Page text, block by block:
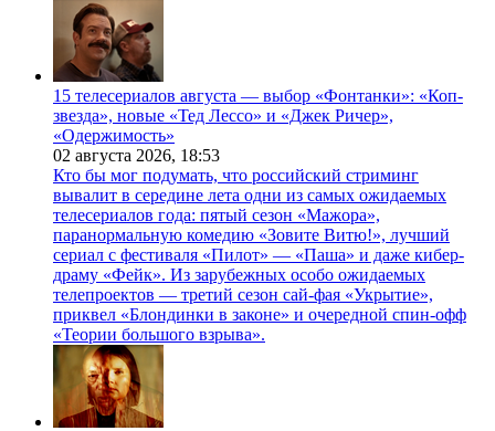
15 телесериалов августа — выбор «Фонтанки»: «Коп-
звезда», новые «Тед Лессо» и «Джек Ричер»,
«Одержимость»
02 августа 2026, 18:53
Кто бы мог подумать, что российский стриминг
вывалит в середине лета одни из самых ожидаемых
телесериалов года: пятый сезон «Мажора»,
паранормальную комедию «Зовите Витю!», лучший
сериал с фестиваля «Пилот» — «Паша» и даже кибер-
драму «Фейк». Из зарубежных особо ожидаемых
телепроектов — третий сезон сай-фая «Укрытие»,
приквел «Блондинки в законе» и очередной спин-офф
«Теории большого взрыва».